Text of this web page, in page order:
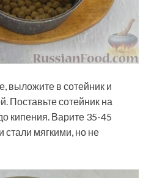
выложите в сотейник и
Поставьте сотейник на
кипения. Варите 35-45
стали мягкими, но не